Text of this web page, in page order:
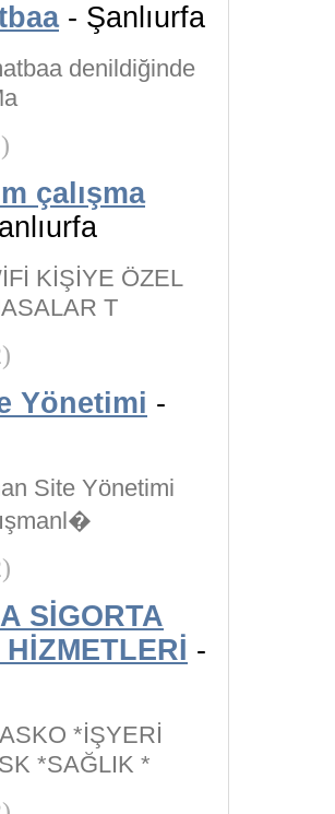
- Şanlıurfa
denildiğinde
çalışma
KİŞİYE ÖZEL
T
Yönetimi -
Site Yönetimi
SİGORTA
-
*İŞYERİ
*SAĞLIK *